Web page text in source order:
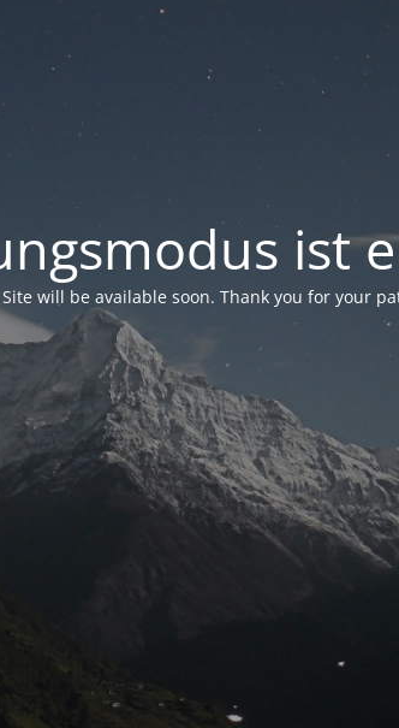
ist
Site will be available soon. Thank you for your